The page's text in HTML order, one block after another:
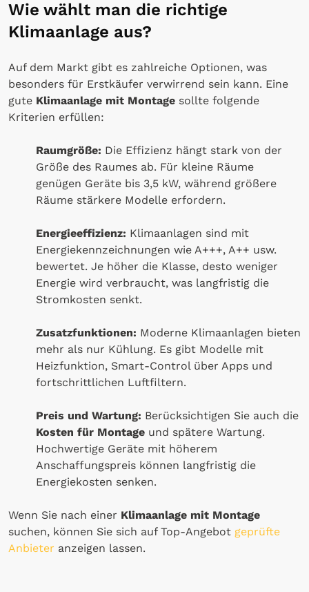
Wie wählt man die richtige
Klimaanlage aus?
Auf dem Markt gibt es zahlreiche Optionen, was
besonders für Erstkäufer verwirrend sein kann. Eine
gute Klimaanlage mit Montage sollte folgende
Kriterien erfüllen:
Raumgröße: Die Effizienz hängt stark von der
Größe des Raumes ab. Für kleine Räume
genügen Geräte bis 3,5 kW, während größere
Räume stärkere Modelle erfordern.
Energieeffizienz: Klimaanlagen sind mit
Energiekennzeichnungen wie A+++, A++ usw.
bewertet. Je höher die Klasse, desto weniger
Energie wird verbraucht, was langfristig die
Stromkosten senkt.
Zusatzfunktionen: Moderne Klimaanlagen bieten
mehr als nur Kühlung. Es gibt Modelle mit
Heizfunktion, Smart-Control über Apps und
fortschrittlichen Luftfiltern.
Preis und Wartung: Berücksichtigen Sie auch die
Kosten für Montage und spätere Wartung.
Hochwertige Geräte mit höherem
Anschaffungspreis können langfristig die
Energiekosten senken.
Wenn Sie nach einer Klimaanlage mit Montage
suchen, können Sie sich auf Top-Angebot geprüfte
Anbieter anzeigen lassen.